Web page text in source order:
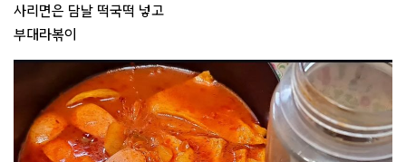
사리면은 담날 떡국떡 넣고
부대라볶이